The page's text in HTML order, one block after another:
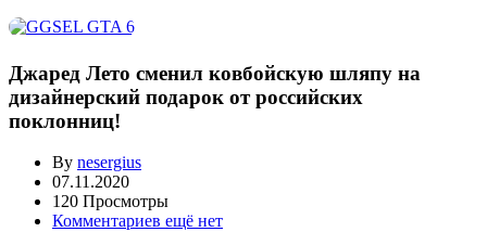
Джаред Лето сменил ковбойскую шляпу на
дизайнерский подарок от российских
поклонниц!
By nesergius
07.11.2020
120 Просмотры
Комментариев ещё нет